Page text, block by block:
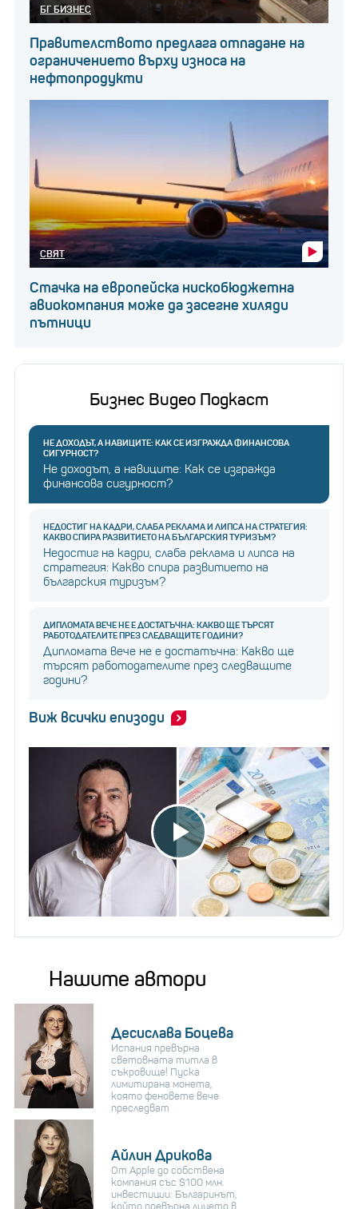
БГ БИЗНЕС
Правителството предлага отпадане на
ограничението върху износа на
нефтопродукти
СВЯТ
Стачка на европейска нискобюджетна
авиокомпания може да засегне хиляди
пътници
Бизнес Видео Подкаст
НЕ ДОХОДЪТ, А НАВИЦИТЕ: КАК СЕ ИЗГРАЖДА ФИНАНСОВА
СИГУРНОСТ?
Не доходът, а навиците: Как се изгражда
финансова сигурност?
НЕДОСТИГ НА КАДРИ, СЛАБА РЕКЛАМА И ЛИПСА НА СТРАТЕГИЯ:
КАКВО СПИРА РАЗВИТИЕТО НА БЪЛГАРСКИЯ ТУРИЗЪМ?
Недостиг на кадри, слаба реклама и липса на
стратегия: Какво спира развитието на
българския туризъм?
ДИПЛОМАТА ВЕЧЕ НЕ Е ДОСТАТЪЧНА: КАКВО ЩЕ ТЪРСЯТ
РАБОТОДАТЕЛИТЕ ПРЕЗ СЛЕДВАЩИТЕ ГОДИНИ?
Дипломата вече не е достатъчна: Какво ще
търсят работодателите през следващите
години?
Виж всички епизоди
Нашите автори
Десислава Боцева
Испания превърна
световната титла в
съкровище! Пуска
лимитирана монета,
която феновете вече
преследват
Айлин Дрикова
От Apple до собствена
компания със $100 млн.
инвестиции: Българинът,